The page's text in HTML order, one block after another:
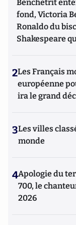
Benchetrit
fond, Victoria
Ronaldo du
Shakespeare
2Les Français
européenne
ira le grand
3Les villes
monde
4Apologie du
700, le
2026